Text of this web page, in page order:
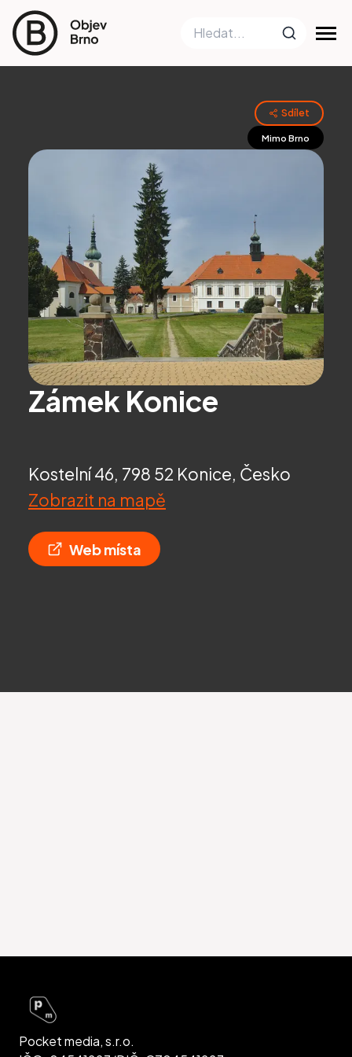
Sdílet
Mimo Brno
Zámek Konice
Kostelní 46, 798 52 Konice, Česko
Zobrazit na mapě
Web místa
Pocket media, s.r.o.